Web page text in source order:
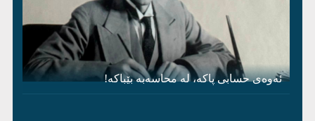
ئەوەی حسابی پاکە، لە محاسەبە بێباکە!